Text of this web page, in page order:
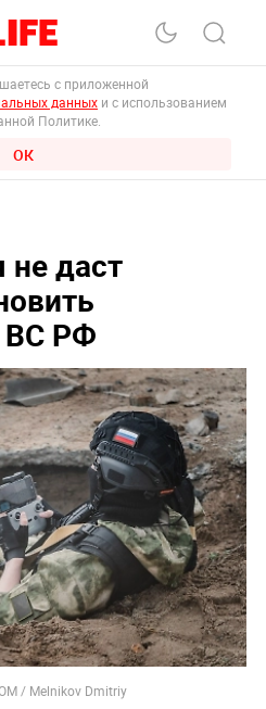
с приложенной
данных и с использованием
Политике.
ОК
не даст
ВС РФ
/ Melnikov Dmitriy